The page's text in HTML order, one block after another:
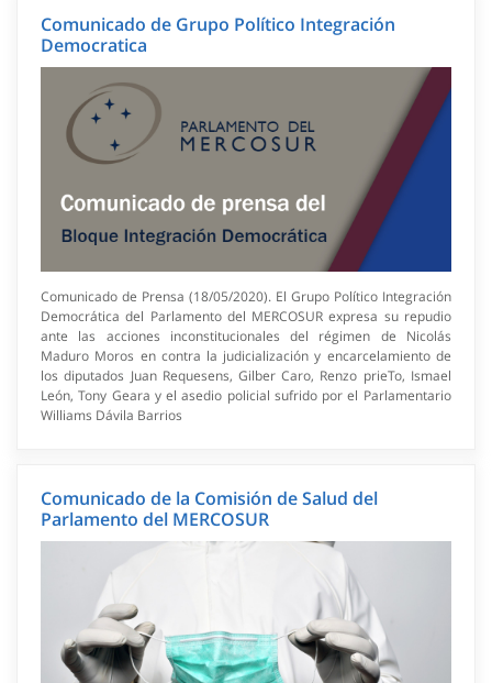
Comunicado de Grupo Político Integración
Democratica
Comunicado de Prensa (18/05/2020). El Grupo Político Integración
Democrática del Parlamento del MERCOSUR expresa su repudio
ante las acciones inconstitucionales del régimen de Nicolás
Maduro Moros en contra la judicialización y encarcelamiento de
los diputados Juan Requesens, Gilber Caro, Renzo prieTo, Ismael
León, Tony Geara y el asedio policial sufrido por el Parlamentario
Williams Dávila Barrios
Comunicado de la Comisión de Salud del
Parlamento del MERCOSUR